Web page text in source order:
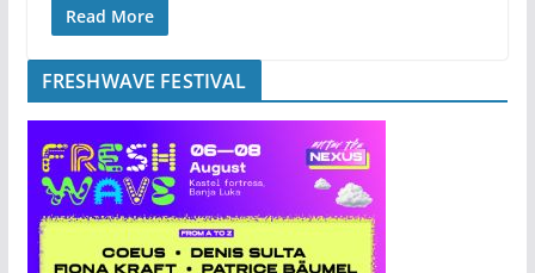
Read More
FRESHWAVE FESTIVAL